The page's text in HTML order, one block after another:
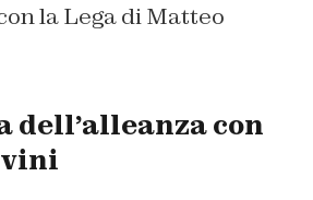
la Lega di Matteo
dell’alleanza con